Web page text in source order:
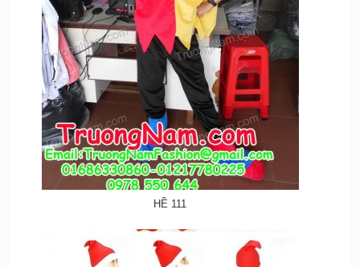
HỀ 111